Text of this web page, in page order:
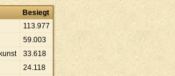
Besiegt
113.977
59.003
33.618
24.118